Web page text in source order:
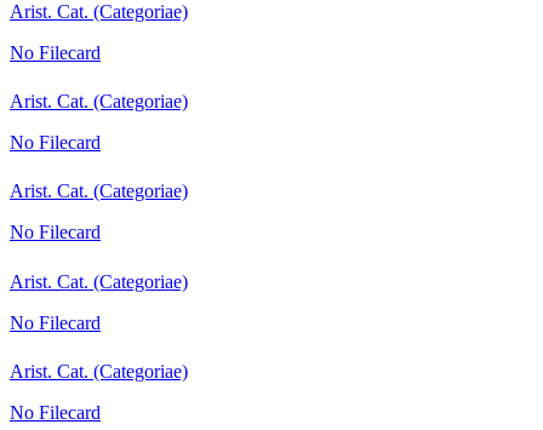
Arist. Cat. (Categoriae)
No Filecard
Arist. Cat. (Categoriae)
No Filecard
Arist. Cat. (Categoriae)
No Filecard
Arist. Cat. (Categoriae)
No Filecard
Arist. Cat. (Categoriae)
No Filecard